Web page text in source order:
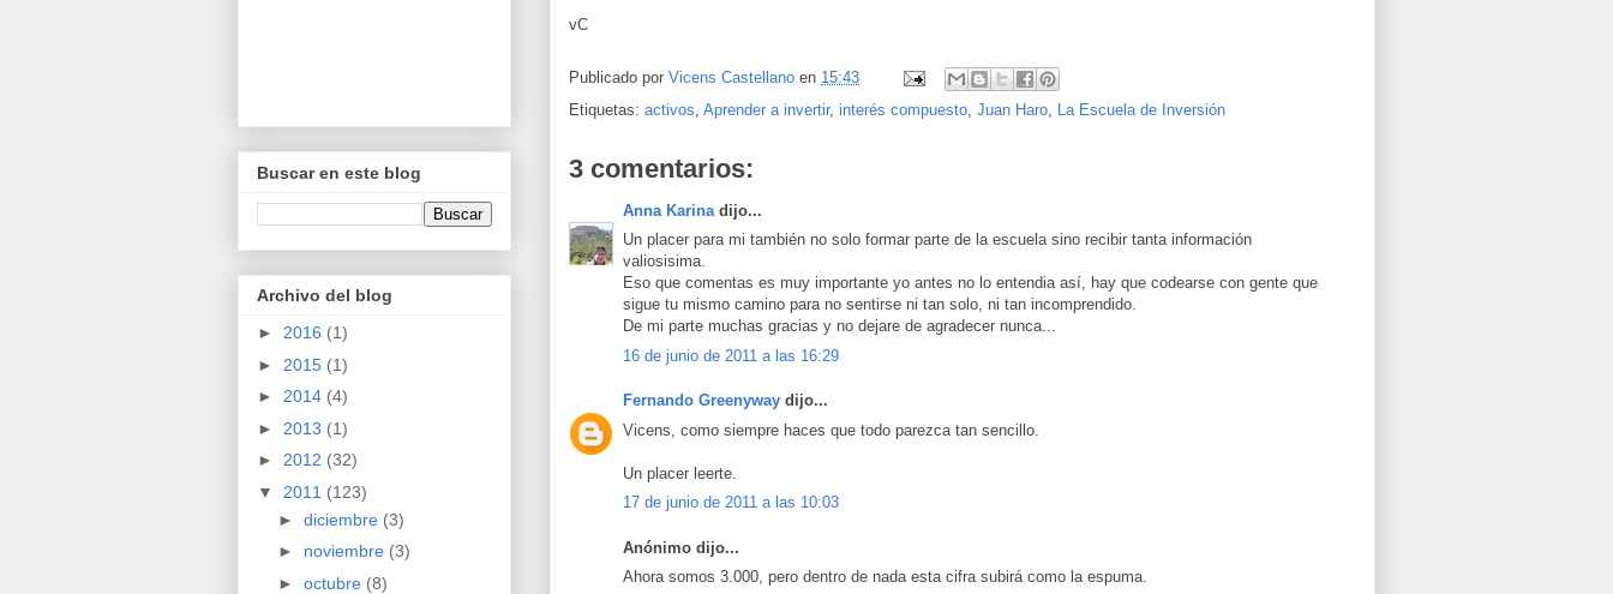
vC
Publicado por Vicens Castellano en 15:43
Etiquetas: activos Aprender a invertir, interés compuesto Juan Haro La Escuela de Inversión
3 comentarios:
Anna Karina dijo...
Un placer para mi también no solo formar parte de la escuela sino recibir tanta información
valiosisima.
Eso que comentas es muy importante yo antes no lo entendia así, hay que codearse con gente que
sigue tu mismo camino para no sentirse ni tan solo, ni tan incomprendido.
De mi parte muchas gracias y no dejare de agradecer nunca...
16 de junio de 2011 a las 16:29
Fernando Greenyway dijo...
Vicens, como siempre haces que todo parezca tan sencillo.
Un placer leerte.
17 de junio de 2011 a las 10:03
Anónimo dijo...
Ahora somos 3.000, pero dentro de nada esta cifra subirá como la espuma.
Buscar en este blog
Archivo del blog
► 2016 (1)
► 2015 (1)
► 2014 (4)
► 2013 (1)
► 2012 (32)
▼ 2011 (123)
► diciembre (3)
► noviembre (3)
► octubre (8)